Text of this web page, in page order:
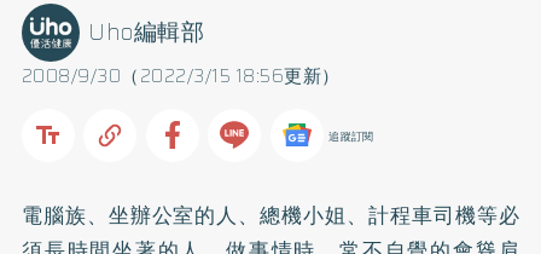
2008/9/30（2022/3/15 18:56更新）
Uho編輯部
追蹤訂閱
電腦族、坐辦公室的人、總機小姐、計程車司機等必